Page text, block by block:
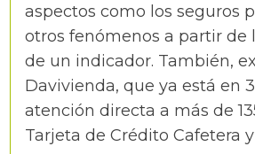
aspectos como los seguros
otros fenómenos a partir de
de un indicador. También,
Davivienda, que ya está en
atención directa a más de
Tarjeta de Crédito Cafetera